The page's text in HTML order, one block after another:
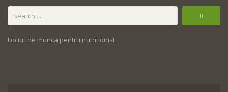
Locuri de munca pentru nutritionist